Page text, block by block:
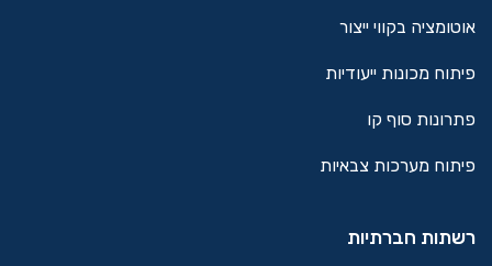
אוטומציה בקווי ייצור
פיתוח מכונות ייעודיות
פתרונות סוף קו
פיתוח מערכות צבאיות
רשתות חברתיות